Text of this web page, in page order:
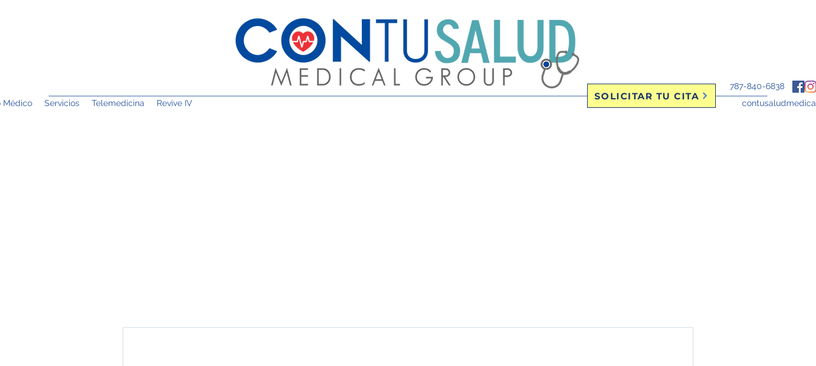
Médico Servicios Telemedicina Revive IV
SOLICITAR TU CITA
787-840-6838